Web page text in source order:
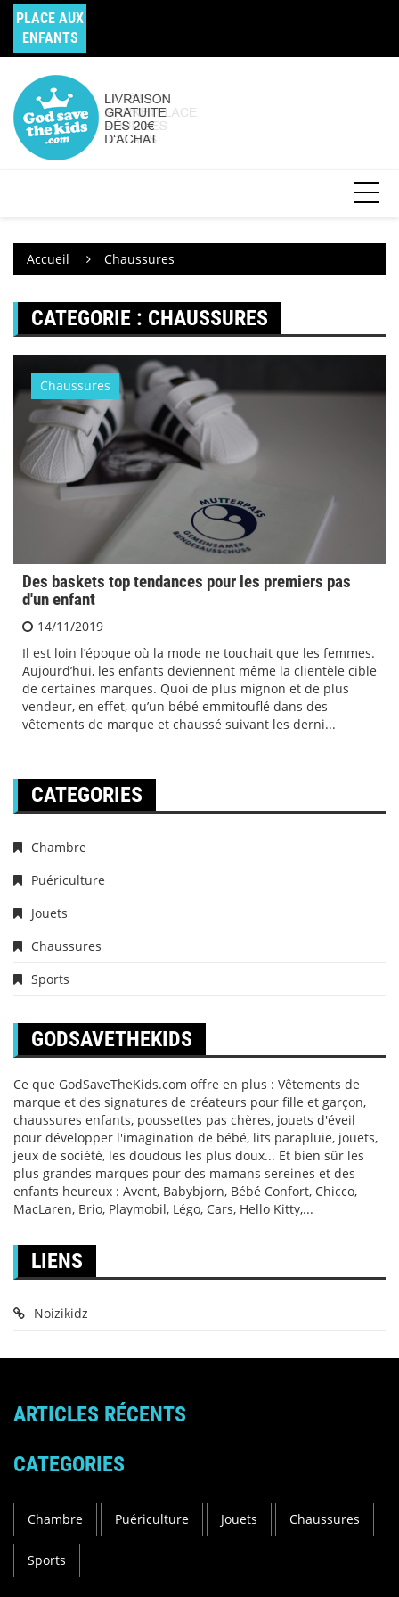
PLACE AUX
ENFANTS
Accueil Chaussures
CATEGORIE : CHAUSSURES
Chaussures
Des baskets top tendances pour les premiers pas
d'un enfant
14/11/2019
Il est loin l’époque où la mode ne touchait que les femmes.
Aujourd’hui, les enfants deviennent même la clientèle cible
de certaines marques. Quoi de plus mignon et de plus
vendeur, en effet, qu’un bébé emmitouflé dans des
vêtements de marque et chaussé suivant les derni...
CATEGORIES
Chambre
Puériculture
Jouets
Chaussures
Sports
GODSAVETHEKIDS
Ce que GodSaveTheKids.com offre en plus : Vêtements de
marque et des signatures de créateurs pour fille et garçon,
chaussures enfants, poussettes pas chères, jouets d'éveil
pour développer l'imagination de bébé, lits parapluie, jouets,
jeux de société, les doudous les plus doux... Et bien sûr les
plus grandes marques pour des mamans sereines et des
enfants heureux : Avent, Babybjorn, Bébé Confort, Chicco,
MacLaren, Brio, Playmobil, Légo, Cars, Hello Kitty,...
LIENS
Noizikidz
ARTICLES RÉCENTS
CATEGORIES
Chambre Puériculture Jouets Chaussures
Sports